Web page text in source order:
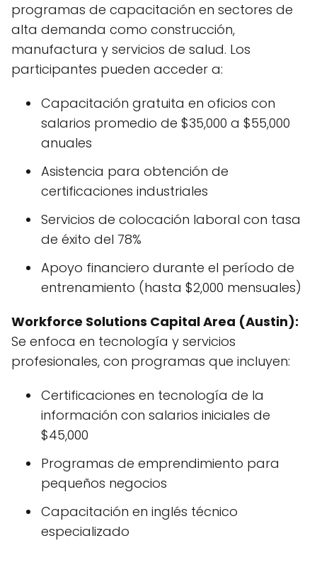
programas de capacitación en sectores de
alta demanda como construcción,
manufactura y servicios de salud. Los
participantes pueden acceder a:
Capacitación gratuita en oficios con
salarios promedio de $35,000 a $55,000
anuales
Asistencia para obtención de
certificaciones industriales
Servicios de colocación laboral con tasa
de éxito del 78%
Apoyo financiero durante el período de
entrenamiento (hasta $2,000 mensuales)
Workforce Solutions Capital Area (Austin):
Se enfoca en tecnología y servicios
profesionales, con programas que incluyen:
Certificaciones en tecnología de la
información con salarios iniciales de
$45,000
Programas de emprendimiento para
pequeños negocios
Capacitación en inglés técnico
especializado